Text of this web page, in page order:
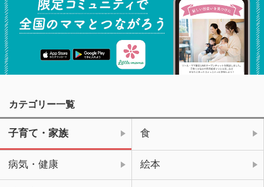
カテゴリー一覧
子育て・家族 食
病気・健康 絵本